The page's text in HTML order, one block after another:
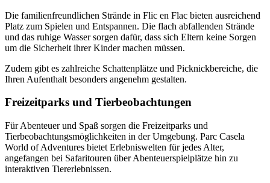
Die familienfreundlichen Strände in Flic en Flac bieten ausreichend
Platz zum Spielen und Entspannen. Die flach abfallenden Strände
und das ruhige Wasser sorgen dafür, dass sich Eltern keine Sorgen
um die Sicherheit ihrer Kinder machen müssen.
Zudem gibt es zahlreiche Schattenplätze und Picknickbereiche, die
Ihren Aufenthalt besonders angenehm gestalten.
Freizeitparks und Tierbeobachtungen
Für Abenteuer und Spaß sorgen die Freizeitparks und
Tierbeobachtungsmöglichkeiten in der Umgebung. Parc Casela
World of Adventures bietet Erlebniswelten für jedes Alter,
angefangen bei Safaritouren über Abenteuerspielplätze hin zu
interaktiven Tiererlebnissen.